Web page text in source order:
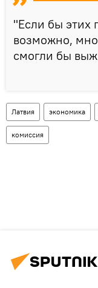
"Если бы этих
возможно,
смогли бы
Латвия экономика
комиссия